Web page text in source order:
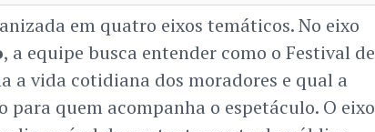
em quatro eixos temáticos. No eixo
, a equipe busca entender como o Festival de
a vida cotidiana dos moradores e qual a
para quem acompanha o espetáculo. O eixo